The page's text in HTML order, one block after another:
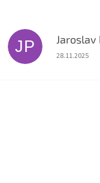
JP Jaroslav
Hodnocení
28.11.2025